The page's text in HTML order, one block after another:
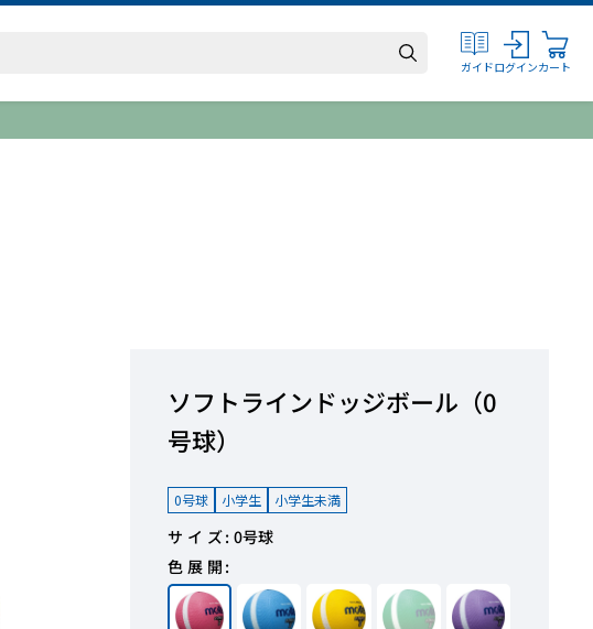
ガイドログインカート
ソフトラインドッジボール（0
号球）
0号球 小学生 小学生未満
サイズ 0号球
色展開